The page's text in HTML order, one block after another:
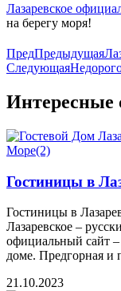
Лазаревское
на берегу моря!
ПредПредыдущая
Следующая
Интересные
Гостиницы в
Гостиницы в
Лазаревское –
официальный сайт
доме. Предгорная и
21.10.2023